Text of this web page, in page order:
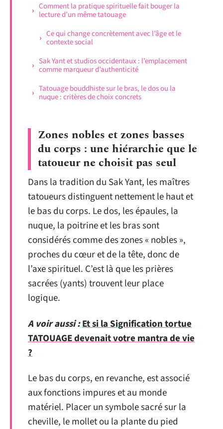
Comment la pratique spirituelle fait bouger la
lecture d’un même tatouage
Ce qui change concrètement avec l’âge et le
contexte social
Sak Yant et studios occidentaux : l’emplacement
comme marqueur d’authenticité
Tatouage bouddhiste sur le bras, le dos ou la
nuque : critères de choix concrets
Zones nobles et zones basses
du corps : une hiérarchie que le
tatoueur ne choisit pas seul
Dans la tradition du Sak Yant, les maîtres
tatoueurs distinguent nettement le haut et
le bas du corps. Le dos, les épaules, la
nuque, la poitrine et les bras sont
considérés comme des zones « nobles »,
proches du cœur et de la tête, donc de
l’axe spirituel. C’est là que les prières
sacrées (yants) trouvent leur place
logique.
A voir aussi :Et si la Signification tortue
TATOUAGE devenait votre mantra de vie
?
Le bas du corps, en revanche, est associé
aux fonctions impures et au monde
matériel. Placer un symbole sacré sur la
cheville, le mollet ou la plante du pied